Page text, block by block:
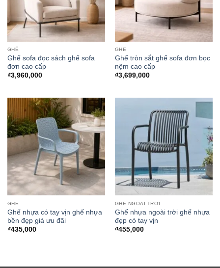
GHẾ
Ghế sofa đọc sách ghế sofa
đơn cao cấp
₫3,960,000
GHẾ
Ghế tròn sắt ghế sofa đơn bọc
nệm cao cấp
₫3,699,000
GHẾ
Ghế nhựa có tay vịn ghế nhựa
bền đẹp giá ưu đãi
₫435,000
GHẾ NGOÀI TRỜI
Ghế nhựa ngoài trời ghế nhựa
đẹp có tay vịn
₫455,000